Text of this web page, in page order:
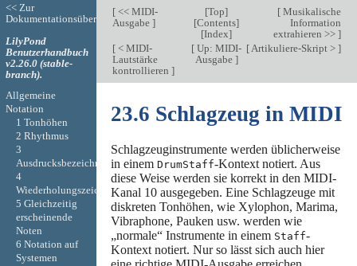
[<< MIDI-
Ausgabe ]
[Top]
[Contents]
[Index]
[Musikalische
Information
extrahieren >> ]
[< MIDI-
Lautstärke
kontrollieren ]
[ Up: MIDI-
Ausgabe ]
[Artikuliere-Skript > ]
23.6 Schlagzeug in MIDI
Schlagzeuginstrumente werden üblicherweise
in einem DrumStaff-Kontext notiert. Aus
diese Weise werden sie korrekt in den MIDI-
Kanal 10 ausgegeben. Eine Schlagzeuge mit
diskreten Tonhöhen, wie Xylophon, Marima,
Vibraphone, Pauken usw. werden wie
„normale“ Instrumente in einem Staff-
Kontext notiert. Nur so lässt sich auch hier
<< Zur
Dokumentationsübersicht
LilyPond
Benutzerhandbuch
v2.26.0 (stable-
branch).
Allgemeine
Notation
1 Tonhöhen
2 Rhythmus
3
Ausdrucksbezeichnungen
4
Wiederholungszeichen
5 Gleichzeitig
erscheinende
Noten
6 Notation auf
Systemen